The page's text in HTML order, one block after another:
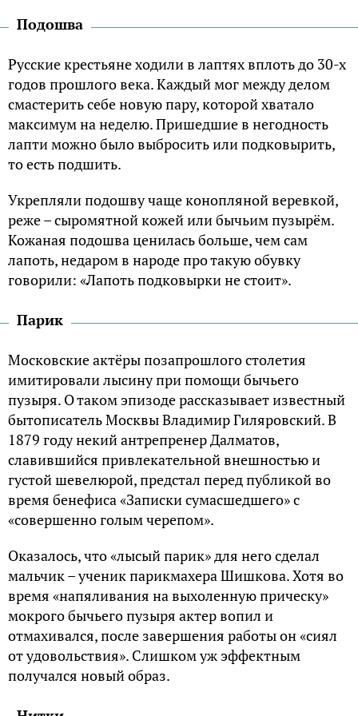
Подошва
Русские крестьяне ходили в лаптях вплоть до 30-х
годов прошлого века. Каждый мог между делом
смастерить себе новую пару, которой хватало
максимум на неделю. Пришедшие в негодность
лапти можно было выбросить или подковырить,
то есть подшить.
Укрепляли подошву чаще конопляной веревкой,
реже – сыромятной кожей или бычьим пузырём.
Кожаная подошва ценилась больше, чем сам
лапоть, недаром в народе про такую обувку
говорили: «Лапоть подковырки не стоит».
Парик
Московские актёры позапрошлого столетия
имитировали лысину при помощи бычьего
пузыря. О таком эпизоде рассказывает известный
бытописатель Москвы Владимир Гиляровский. В
1879 году некий антрепренер Далматов,
славившийся привлекательной внешностью и
густой шевелюрой, предстал перед публикой во
время бенефиса «Записки сумасшедшего» с
«совершенно голым черепом».
Оказалось, что «лысый парик» для него сделал
мальчик – ученик парикмахера Шишкова. Хотя во
время «напяливания на выхоленную прическу»
мокрого бычьего пузыря актер вопил и
отмахивался, после завершения работы он «сиял
от удовольствия». Слишком уж эффектным
получался новый образ.